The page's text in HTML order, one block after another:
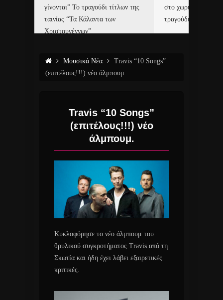
γίνονται” Το τραγούδι τίτλων της
ταινίας “Τα Κάλαντα των
Χριστουγέννων”
στο χωριό του Άι
τραγούδι και video
Μουσικά Νέα
Travis “10 Songs”
(επιτέλους!!!) νέο άλμπουμ.
Travis “10 Songs”
(επιτέλους!!!) νέο
άλμπουμ.
Κυκλοφόρησε το νέο άλμπουμ του
θρυλικού συγκροτήματος Travis από τη
Σκωτία και ήδη έχει λάβει εξαιρετικές
κριτικές.